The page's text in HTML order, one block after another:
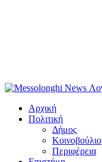
Αρχική
Πολιτική
Δήμος
Κοινοβούλιο
Περιφέρεια